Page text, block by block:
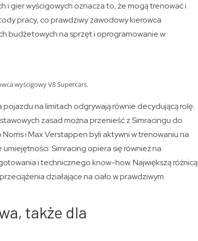
i gier wyścigowych oznacza to, że mogą trenować i
pracy, co prawdziwy zawodowy kierowca
budżetowych na sprzęt i oprogramowanie w
wyścigowy V8 Supercars.
na limitach odgrywają równie decydującą rolę.
zasad można przenieść z Simracingu do
i Max Verstappen byli aktywni w trenowaniu na
Simracing opiera się również na
i technicznego know-how. Największą różnicą
działające na ciało w prawdziwym
także dla